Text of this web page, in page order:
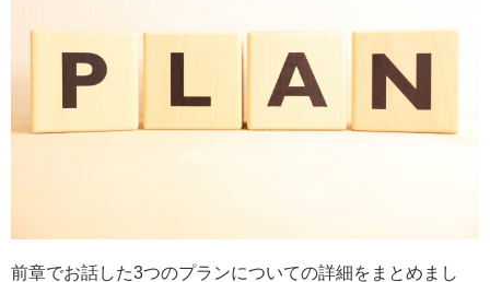
前章でお話した3つのプランについての詳細をまとめまし